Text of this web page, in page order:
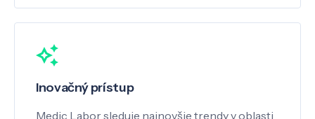
Inovačný prístup
Medic Labor sleduje najnovšie trendy v oblasti